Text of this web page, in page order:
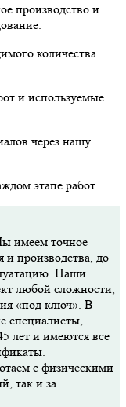
производство и
количества
и используемые
через нашу
этапе работ.
имеем точное
и производства, до
Наши
любой сложности,
«под ключ». В
специалисты,
лет и имеются все
с физическими
так и за